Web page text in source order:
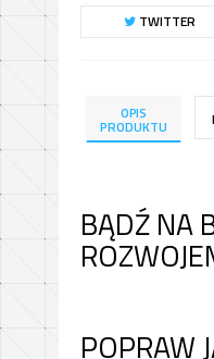
TWITTER
OPIS
PRODUKTU
BĄDŹ NA
POPRAW